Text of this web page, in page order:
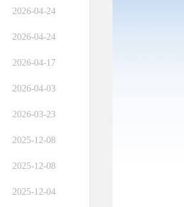
2026-04-24
2026-04-24
2026-04-17
2026-04-03
2026-03-23
2025-12-08
2025-12-08
2025-12-04